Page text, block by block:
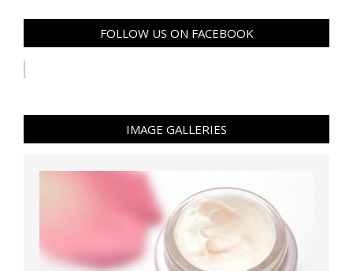
FOLLOW US ON FACEBOOK
IMAGE GALLERIES